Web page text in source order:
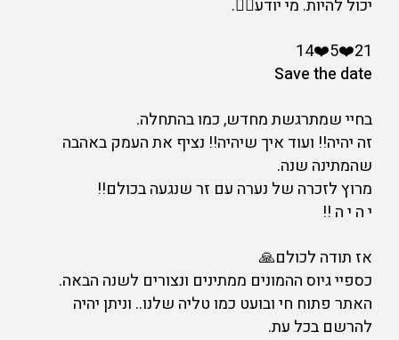
יכול להיות. מי יודע🤷‍♀️.
21❤️5❤️14
Save the date
בחיי שמתרגשת מחדש, כמו בהתחלה.
זה יהיה!! ועוד איך שיהיה!! נציף את העמק באהבה
שהמתינה שנה.
מרוץ לזכרה של נערה עם זר שנגעה בכולם!!
י ה י ה !!
אז תודה לכולם🙏
כספיי גיוס ההמונים ממתינים ונצורים לשנה הבאה.
האתר פתוח חי ובועט כמו טליה שלנו.. וניתן יהיה
להרשם בכל עת.